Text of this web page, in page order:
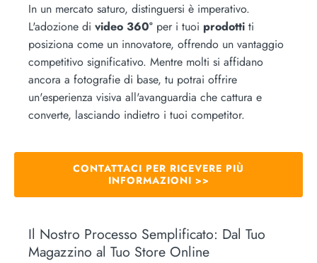
In un mercato saturo, distinguersi è imperativo.
L'adozione di video 360° per i tuoi prodotti ti
posiziona come un innovatore, offrendo un vantaggio
competitivo significativo. Mentre molti si affidano
ancora a fotografie di base, tu potrai offrire
un'esperienza visiva all'avanguardia che cattura e
converte, lasciando indietro i tuoi competitor.
CONTATTACI PER RICEVERE PIÙ
INFORMAZIONI >>
Il Nostro Processo Semplificato: Dal Tuo
Magazzino al Tuo Store Online